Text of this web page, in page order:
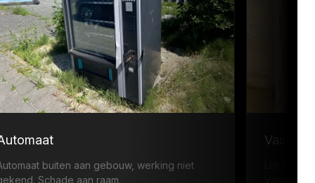
buiten aan gebouw, werking niet
Schade aan raam.
Vast